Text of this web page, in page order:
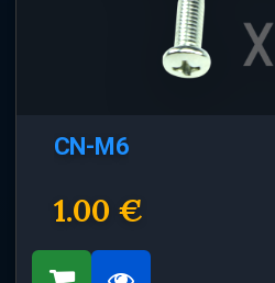
CN-M6
1.00 €